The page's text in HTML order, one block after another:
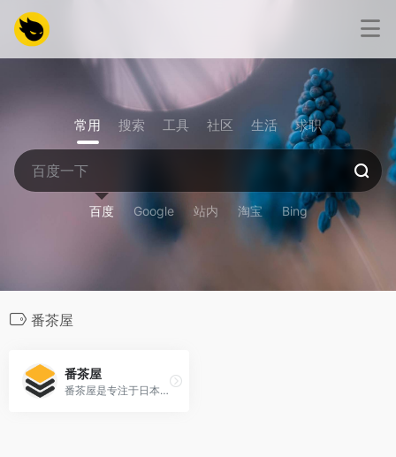
常用 搜索 工具 社区 生活 求职
百度 Google 站内 淘宝 Bing
番茶屋
番茶屋
番茶屋是专注于日本动漫番剧的在线观看平台，提供最新番剧、经典动漫全集免费高清播放，新番更新及时，涵盖热血、校园、治愈等多种类型，让你轻松追番不等待！